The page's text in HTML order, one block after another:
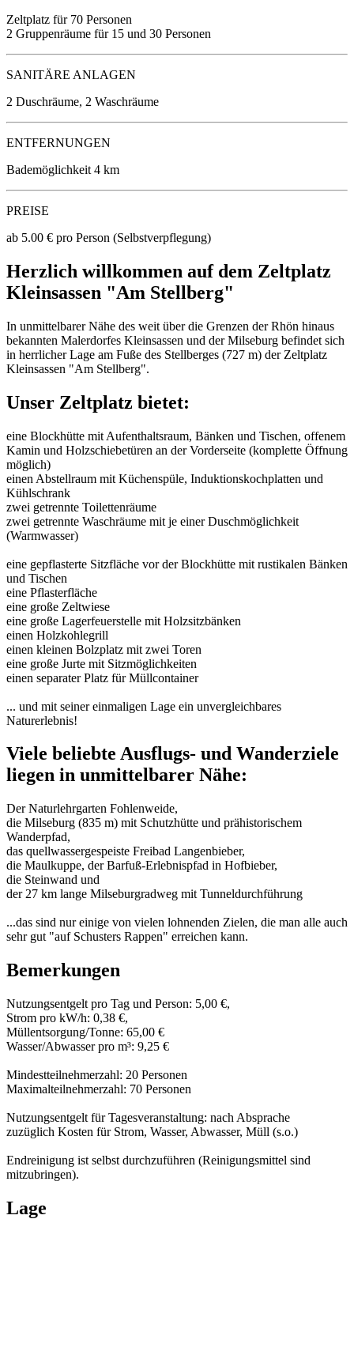
Zeltplatz für 70 Personen
2 Gruppenräume für 15 und 30 Personen
SANITÄRE ANLAGEN
2 Duschräume, 2 Waschräume
ENTFERNUNGEN
Bademöglichkeit 4 km
PREISE
ab 5.00 € pro Person (Selbstverpflegung)
Herzlich willkommen auf dem Zeltplatz
Kleinsassen "Am Stellberg"
In unmittelbarer Nähe des weit über die Grenzen der Rhön hinaus
bekannten Malerdorfes Kleinsassen und der Milseburg befindet sich
in herrlicher Lage am Fuße des Stellberges (727 m) der Zeltplatz
Kleinsassen "Am Stellberg".
Unser Zeltplatz bietet:
eine Blockhütte mit Aufenthaltsraum, Bänken und Tischen, offenem
Kamin und Holzschiebetüren an der Vorderseite (komplette Öffnung
möglich)
einen Abstellraum mit Küchenspüle, Induktionskochplatten und
Kühlschrank
zwei getrennte Toilettenräume
zwei getrennte Waschräume mit je einer Duschmöglichkeit
(Warmwasser)
eine gepflasterte Sitzfläche vor der Blockhütte mit rustikalen Bänken
und Tischen
eine Pflasterfläche
eine große Zeltwiese
eine große Lagerfeuerstelle mit Holzsitzbänken
einen Holzkohlegrill
einen kleinen Bolzplatz mit zwei Toren
eine große Jurte mit Sitzmöglichkeiten
einen separater Platz für Müllcontainer
... und mit seiner einmaligen Lage ein unvergleichbares
Naturerlebnis!
Viele beliebte Ausflugs- und Wanderziele
liegen in unmittelbarer Nähe:
Der Naturlehrgarten Fohlenweide,
die Milseburg (835 m) mit Schutzhütte und prähistorischem
Wanderpfad,
das quellwassergespeiste Freibad Langenbieber,
die Maulkuppe, der Barfuß-Erlebnispfad in Hofbieber,
die Steinwand und
der 27 km lange Milseburgradweg mit Tunneldurchführung
...das sind nur einige von vielen lohnenden Zielen, die man alle auch
sehr gut "auf Schusters Rappen" erreichen kann.
Bemerkungen
Nutzungsentgelt pro Tag und Person: 5,00 €,
Strom pro kW/h: 0,38 €,
Müllentsorgung/Tonne: 65,00 €
Wasser/Abwasser pro m³: 9,25 €
Mindestteilnehmerzahl: 20 Personen
Maximalteilnehmerzahl: 70 Personen
Nutzungsentgelt für Tagesveranstaltung: nach Absprache
zuzüglich Kosten für Strom, Wasser, Abwasser, Müll (s.o.)
Endreinigung ist selbst durchzuführen (Reinigungsmittel sind
mitzubringen).
Lage